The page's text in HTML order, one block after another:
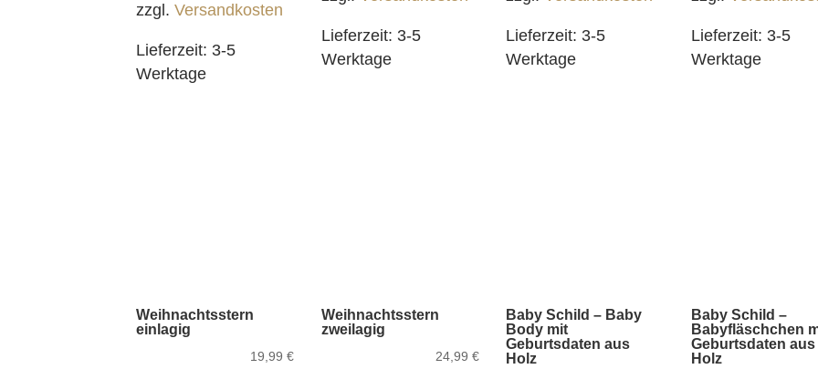
zzgl.Versandkosten
Lieferzeit: 3-5
Werktage
Lieferzeit: 3-5
Werktage
Lieferzeit: 3-5
Werktage
Lieferzeit: 3-5
Werktage
Weihnachtsstern
einlagig
19,99€
Weihnachtsstern
zweilagig
24,99 €
Baby Schild – Baby
Body mit
Geburtsdaten aus
Holz
Baby Schild –
Babyfläschchen
Geburtsdaten aus
Holz